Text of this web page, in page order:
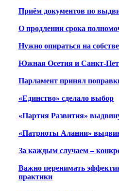
Приём документов по
О продлении срока
Нужно опираться на
Южная Осетия и Санкт-
Парламент принял
«Единство» сделало выбор
«Партия Развития»
«Патриоты Алании»
За каждым случаем –
Важно перенимать
практики